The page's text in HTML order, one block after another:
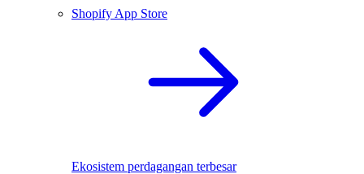
Shopify App Store
Ekosistem perdagangan terbesar